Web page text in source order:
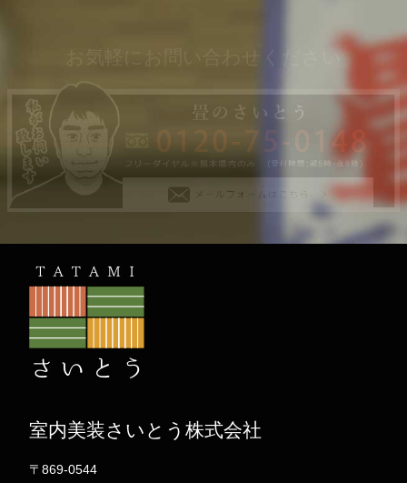
お気軽にお問い合わせください
室内美装さいとう株式会社
〒869-0544